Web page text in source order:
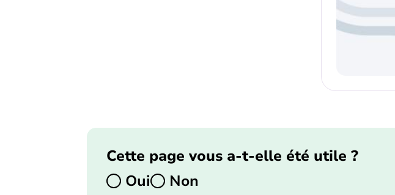
Cette page vous a-t-elle été utile ?
Oui
Non